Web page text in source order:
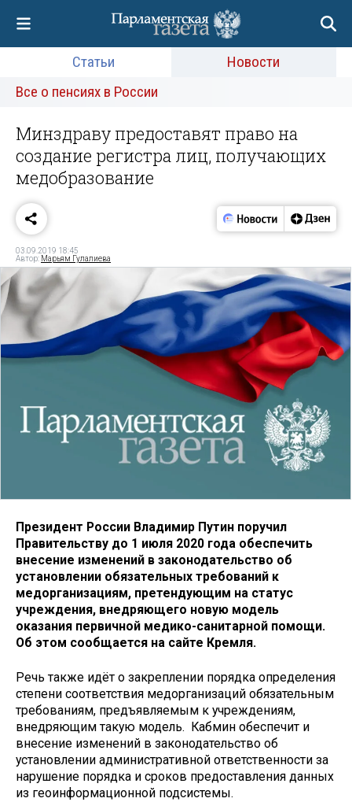
Статьи
Новости
Все о пенсиях в России
Минздраву предоставят право на
создание регистра лиц, получающих
медобразование
03.09.2019 18:45
Автор: Марьям Гулалиева
Президент России Владимир Путин поручил
Правительству до 1 июля 2020 года обеспечить
внесение изменений в законодательство об
установлении обязательных требований к
медорганизациям, претендующим на статус
учреждения, внедряющего новую модель
оказания первичной медико-санитарной помощи.
Об этом сообщается на сайте Кремля.
Речь также идёт о закреплении порядка определения
степени соответствия медорганизаций обязательным
требованиям, предъявляемым к учреждениям,
внедряющим такую модель. Кабмин обеспечит и
внесение изменений в законодательство об
установлении административной ответственности за
нарушение порядка и сроков предоставления данных
из геоинформационной подсистемы.